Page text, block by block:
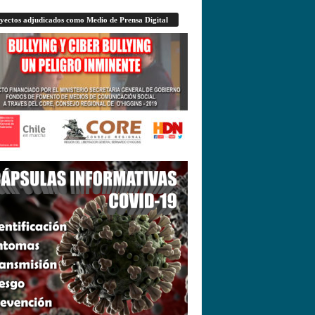
adjudicados como Medio de Prensa Digital